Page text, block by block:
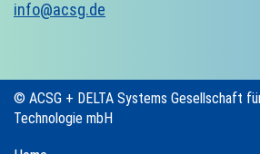
info@acsg.de
© ACSG + DELTA Systems Gesellschaft
Technologie mbH